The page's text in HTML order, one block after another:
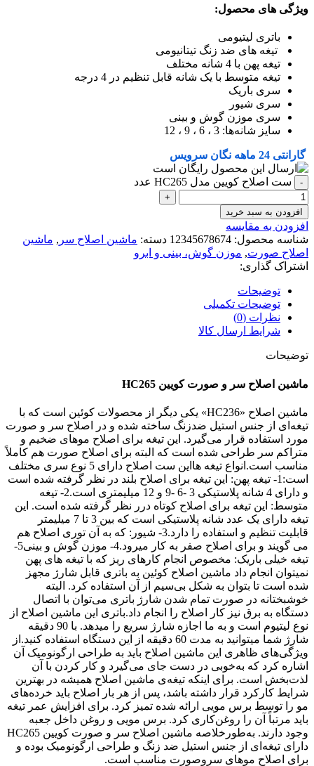
ویژگی های محصول:
باتری لیتیومی
تیغه های ضد زنگ تیتانیومی
تیغه پهن با 4 شانه مختلف
تیغه متوسط با یک شانه قابل تنظیم در 4 درجه
سری باریک
سری شیور
سری موزن گوش و بینی
سایز شانه‌ها: 3 ، 6 ، 9 ، 12
گارانتی 24 ماهه نگان سرویس
ست اصلاح کویین مدل HC265 عدد
افزودن به سبد خرید
افزودن به مقایسه
شناسه محصول: 12345678674 دسته: ماشین اصلاح سر , ماشین
اصلاح صورت, موزن گوش، بینی و ابرو
اشتراک گذاری:
توضیحات
توضیحات تکمیلی
نظرات (0)
شرایط ارسال کالا
توضیحات
ماشین اصلاح سر و صورت کویین HC265
ماشین اصلاح «HC236» یکی دیگر از محصولات کوئین است که با
تیغه‌ای از جنس استیل ضدزنگ ساخته شده و در اصلاح سر و صورت
مورد استفاده قرار می‌گیرد. این تیغه برای اصلاح موهای ضخیم و
متراکم سر طراحی شده است که البته برای اصلاح صورت هم کاملاً
مناسب است.انواع تیغه هااین ست اصلاح دارای 5 نوع سری مختلف
است:1- تیغه پهن: این تیغه برای اصلاح بلند در نظر گرفته شده است
و دارای 4 شانه پلاستیکی 3 -6 -9 و 12 میلیمتری است.2- تیغه
متوسط: این تیغه برای اصلاح کوتاه درر نظر گرفته شده است. این
تیغه دارای یک عدد شانه پلاستیکی است که بین 3 تا 7 میلیمتر
قابلیت تنظیم و استفاده را دارد.3- شیور: که به آن توری اصلاح هم
می گویند و برای اصلاح صفر به کار میرود.4- موزن گوش و بینی5-
تیغه خیلی باریک: مخصوص انجام کارهای ریز که با تیغه های پهن
نمیتوان انجام داد ماشین اصلاح کوئین به باتری قابل شارژ مجهز
شده است تا بتوان به شکل بی‌سیم از آن استفاده کرد. البته
خوشبختانه در صورت تمام شدن شارژ باتری می‌توان با اتصال
دستگاه به برق نیز کار اصلاح را انجام داد.باتری این ماشین اصلاح از
نوع لیتیوم است و به ما اجازه شارژ سریع را میدهد. با 90 دقیقه
شارژ شما میتوانید به مدت 60 دقیقه از این دستگاه استفاده کنید.از
ویژگی‌های ظاهری این ماشین اصلاح باید به طراحی ارگونومیک آن
اشاره کرد که به‌خوبی در دست جای می‌گیرد و کار کردن با آن
لذت‌بخش است. برای اینکه تیغه‌ی ماشین اصلاح همیشه در بهترین
شرایط کارکرد قرار داشته باشد، پس از هر بار اصلاح باید خرده‌های
مو را توسط برس مویی ارائه شده تمیز کرد. برای افزایش عمر تیغه
باید مرتباً آن را روغن‌کاری کرد. برس مویی و روغن داخل جعبه
وجود دارند. به‌طورخلاصه ماشین اصلاح سر و صورت کویین HC265
دارای تیغه‌ای از جنس استیل ضد زنگ و طراحی ارگونومیک بوده و
برای اصلاح موهای سروصورت مناسب است.